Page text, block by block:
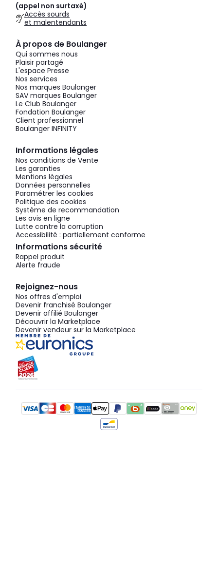
(appel non surtaxé)
Accès sourds
et malentendants
À propos de Boulanger
Qui sommes nous
Plaisir partagé
L'espace Presse
Nos services
Nos marques Boulanger
SAV marques Boulanger
Le Club Boulanger
Fondation Boulanger
Client professionnel
Boulanger INFINITY
Informations légales
Nos conditions de Vente
Les garanties
Mentions légales
Données personnelles
Paramétrer les cookies
Politique des cookies
Système de recommandation
Les avis en ligne
Lutte contre la corruption
Accessibilité : partiellement conforme
Informations sécurité
Rappel produit
Alerte fraude
Rejoignez-nous
Nos offres d'emploi
Devenir franchisé Boulanger
Devenir affilié Boulanger
Découvrir la Marketplace
Devenir vendeur sur la Marketplace